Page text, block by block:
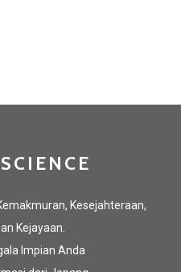
Kesejahteraan,
Kejayaan.
Impian Anda